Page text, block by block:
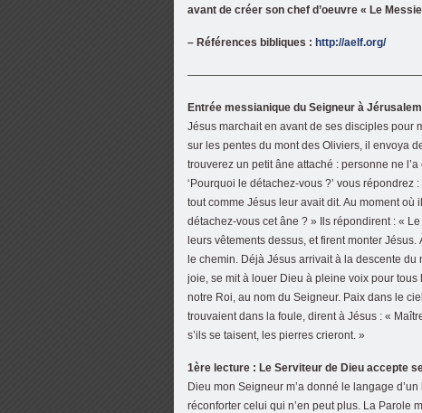
avant de créer son chef d’oeuvre « Le
– Références bibliques : http://aelf.org/
Entrée messianique du Seigneur à
Jésus marchait en avant de ses disciples pour
sur les pentes du mont des Oliviers, il envoya
trouverez un petit âne attaché : personne ne
‘Pourquoi le détachez-vous ?’ vous répondrez
tout comme Jésus leur avait dit. Au moment
détachez-vous cet âne ? » Ils répondirent : «
leurs vêtements dessus, et firent monter
le chemin. Déjà Jésus arrivait à la descente
joie, se mit à louer Dieu à pleine voix pour
notre Roi, au nom du Seigneur. Paix dans le
trouvaient dans la foule, dirent à Jésus : «
s’ils se taisent, les pierres crieront. »
1ère lecture : Le Serviteur de Dieu accepte
Dieu mon Seigneur m’a donné le langage
réconforter celui qui n’en peut plus. La Parole